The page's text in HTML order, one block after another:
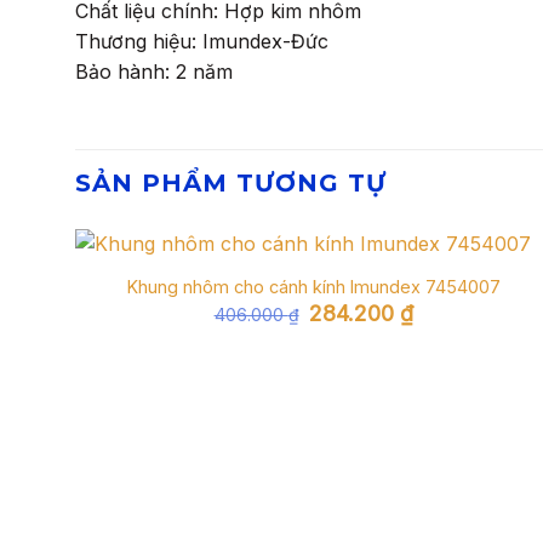
Chất liệu chính: Hợp kim nhôm
Thương hiệu: Imundex-Đức
Bảo hành: 2 năm
SẢN PHẨM TƯƠNG TỰ
Khung nhôm cho cánh kính Imundex 7454007
406.000₫ Giá
gốc
284.200 ₫Giá
hiện